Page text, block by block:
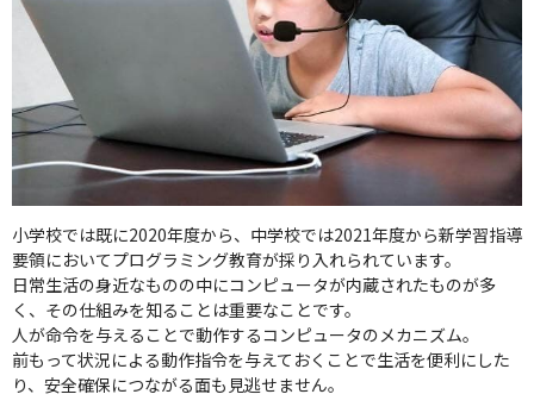
小学校では既に2020年度から、中学校では2021年度から新学習指導
要領においてプログラミング教育が採り入れられています。
日常生活の身近なものの中にコンピュータが内蔵されたものが多
く、その仕組みを知ることは重要なことです。
人が命令を与えることで動作するコンピュータのメカニズム。
前もって状況による動作指令を与えておくことで生活を便利にした
り、安全確保につながる面も見逃せません。